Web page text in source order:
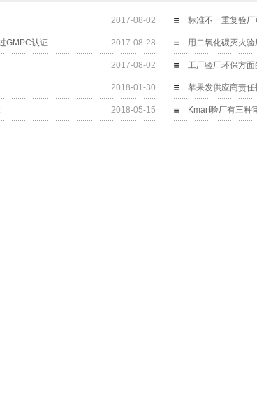
2017-08-02 标准不一重复验厂
GMPC认证 2017-08-28 用二氧化碳灭火
2017-08-02 工厂验厂环保方面
2018-01-30 苹果发供应商责
2018-05-15 Kmart验厂有三种